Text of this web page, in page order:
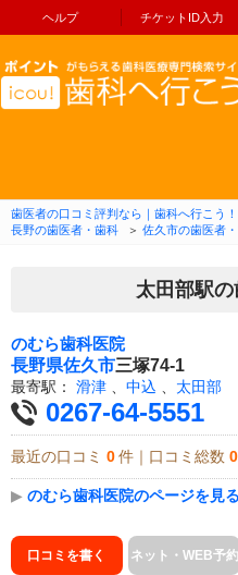
ヘルプ チケットID入力
歯医者の口コミ評判なら｜歯科へ行こう
長野の歯医者・歯科
＞ 佐久市の歯医者
太田部駅
のむら歯科医院
長野県佐久市三塚74-1
最寄駅： 滑津 中込 太田部
0267-64-5551
最近の口コミ 0 件｜口コミ総数 0
▶ のむら歯科医院のページを見る
口コミを書く ネット・WEB予約